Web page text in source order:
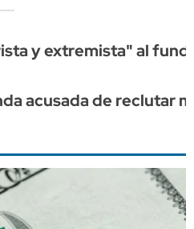
y extremista" al
acusada de reclutar